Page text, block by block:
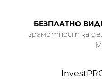
БЕЗПЛАТНО
грамотност за